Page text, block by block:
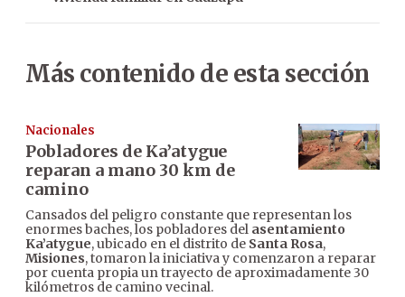
Más contenido de esta sección
Nacionales
Pobladores de Ka’atygue
reparan a mano 30 km de
camino
Cansados del peligro constante que representan los
enormes baches, los pobladores del asentamiento
Ka’atygue, ubicado en el distrito de Santa Rosa,
Misiones, tomaron la iniciativa y comenzaron a reparar
por cuenta propia un trayecto de aproximadamente 30
kilómetros de camino vecinal.